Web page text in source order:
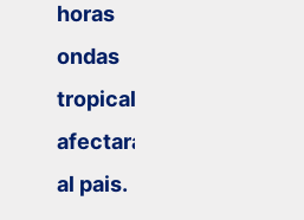
horas
ondas
tropicales
afectaran
al pais.